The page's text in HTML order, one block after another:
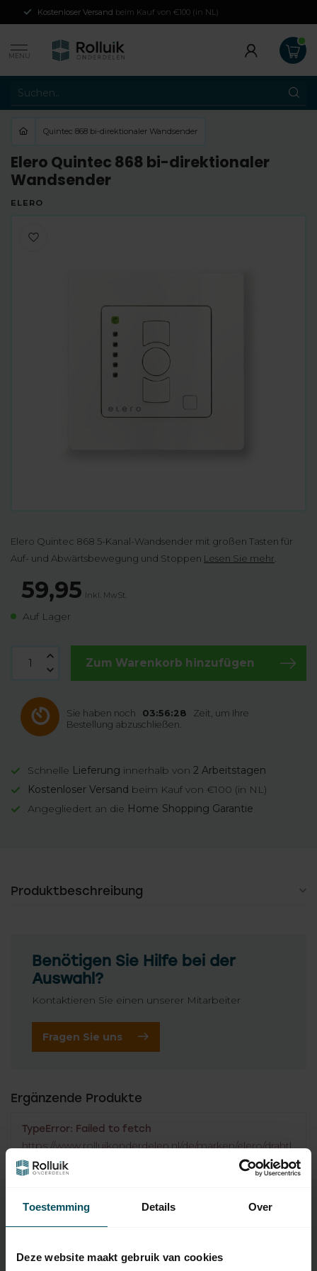
Toestemming Details Over
Deze website maakt gebruik van cookies
Kostenloser Versand beim Kauf von €100 (in NL)
MENU
Quintec 868 bi-direktionaler Wandsender
Elero Quintec 868 bi-direktionaler
Wandsender
ELERO
Elero Quintec 868 5-Kanal-Wandsender mit großen Tasten für
Auf- und Abwärtsbewegung und Stoppen Lesen Sie mehr
59,95 Inkl. MwSt.
Auf Lager
Zum Warenkorb hinzufügen
Sie haben noch 03:56:27
Zeit, um Ihre
Bestellung abzuschließen.
Schnelle Lieferung innerhalb von 2 Arbeitstagen
Kostenloser Versand beim Kauf von €100 (in NL)
Angegliedert an die Home Shopping Garantie
Produktbeschreibung
Benötigen Sie Hilfe bei der
Auswahl?
Kontaktieren Sie einen unserer Mitarbeiter
Fragen Sie uns
Ergänzende Produkte
TypeError: Failed to fetch
https://www.rolluikonderdelen.nl/de/marken/elero/drahtl
ose-schalter/